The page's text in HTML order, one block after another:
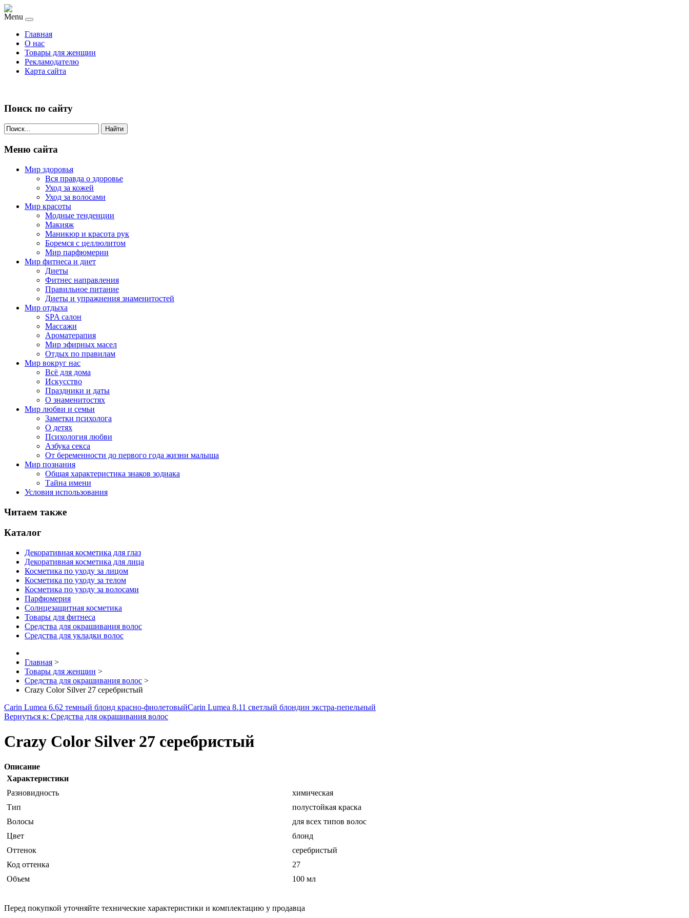
Menu
Главная
О нас
Товары для женщин
Рекламодателю
Карта сайта
Поиск по сайту
Найти
Меню сайта
Мир здоровья
Вся правда о здоровье
Уход за кожей
Уход за волосами
Мир красоты
Модные тенденции
Макияж
Маникюр и красота рук
Боремся с целлюлитом
Мир парфюмерии
Мир фитнеса и диет
Диеты
Фитнес направления
Правильное питание
Диеты и упражнения знаменитостей
Мир отдыха
SPA салон
Массажи
Ароматерапия
Мир эфирных масел
Отдых по правилам
Мир вокруг нас
Всё для дома
Искусство
Праздники и даты
О знаменитостях
Мир любви и семьи
Заметки психолога
О детях
Психология любви
Азбука секса
От беременности до первого года жизни малыша
Мир познания
Общая характеристика знаков зодиака
Тайна имени
Условия использования
Читаем также
Каталог
Декоративная косметика для глаз
Декоративная косметика для лица
Косметика по уходу за лицом
Косметика по уходу за телом
Косметика по уходу за волосами
Парфюмерия
Солнцезащитная косметика
Товары для фитнеса
Средства для окрашивания волос
Средства для укладки волос
Главная >
Товары для женщин >
Средства для окрашивания волос >
Crazy Color Silver 27 серебристый
Carin Lumea 6.62 темный блонд красно-фиолетовыйCarin Lumea 8.11 светлый блондин экстра-пепельный
Вернуться к: Средства для окрашивания волос
Crazy Color Silver 27 серебристый
Описание
Характеристики
Разновидность
химическая
Тип
полустойкая краска
Волосы
для всех типов волос
Цвет
блонд
Оттенок
серебристый
Код оттенка
27
Объем
100 мл
Перед покупкой уточняйте технические характеристики и комплектацию у продавца